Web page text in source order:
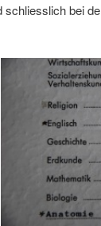
schliesslich bei